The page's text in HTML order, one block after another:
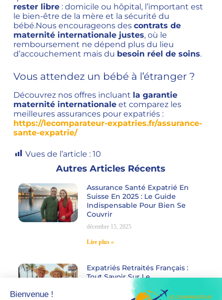
rester libre: domicile ou hôpital, l’important est
le bien-être de la mère et la sécurité du
bébé.Nous encourageons des contrats de
maternité internationale justes, où le
remboursement ne dépend plus du lieu
d’accouchement mais du besoin réel de soins.
Vous attendez un bébé à l’étranger ?
Découvrez nos offres incluant la garantie
maternité internationaleet comparez les
meilleures assurances pour expatriés :
https://lecomparateur-expatries.fr/assurance-
sante-expatrie/
Vues de l’article : 10
Autres Articles Récents
Assurance Santé Expatrié En
Suisse En 2025 : Le Guide
Indispensable Pour Bien Se
Couvrir
décembre 15, 2025
Lire plus »
Expatriés Retraités Français :
Tout Savoir Sur Le
Remboursement De Vos Soins
Hors UE En 2025